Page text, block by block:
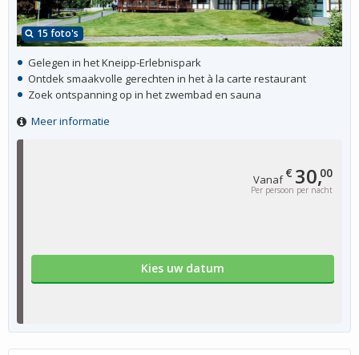
Vanaf€ 30,00
Per persoon per nacht
Kies uw datum
15 foto's
Gelegen in het Kneipp-Erlebnispark
Ontdek smaakvolle gerechten in het à la carte restaurant
Zoek ontspanning op in het zwembad en sauna
Meer informatie